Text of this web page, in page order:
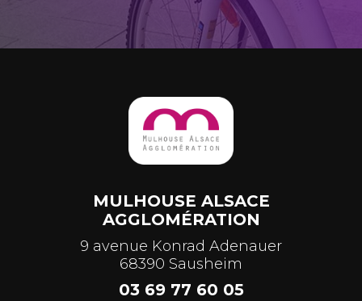
MULHOUSE ALSACE
AGGLOMÉRATION
9 avenue Konrad Adenauer
68390 Sausheim
03 69 77 60 05